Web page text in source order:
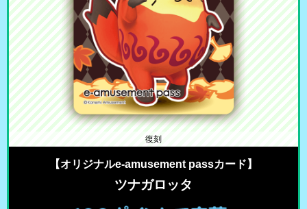
復刻
【オリジナルe-amusement passカード】
ツナガロッタ